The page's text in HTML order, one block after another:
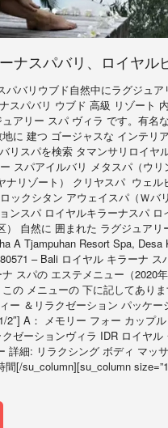
ナスパバリ、ロイヤル
パバリウブド自然中にラグジュア
スパバリ ウブド 高級 リゾート
アリー スパ ヴィラ です。有名
に 建つ ゴージャスな インテリ
リスパを検索 タマンサリロイヤ
スパアイルバリ メタスパ（ウリ
ナリゾート） クリヤスパ ウェル
ックシタン アウェイスパ（Ｗバ
ンスパ ロイヤルキラーナスパ ロ
） 自然に 囲まれた ラグジュアリ
A Tjampuhan Resort Spa, Desa
– Bali ロイヤル キラーナ ス
スパの エステメニュー（2020
の メニューの 下に記してあり
ー ＆リラクゼーション パッケー
2″] A： メモリー フォー カップ
ゼーションヴィラ IDR ロイヤル
詳細: リラクシング ボディ マッ
間[/su_column][su_column